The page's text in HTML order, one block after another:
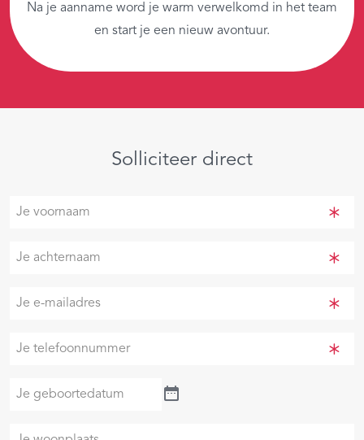
Na je aanname word je warm verwelkomd in het team
en start je een nieuw avontuur.
Solliciteer direct
Je
Je
Je
(Vereist)
Je
Je
geboortedatum
Je